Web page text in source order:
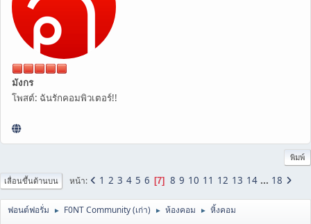
มังกร
โพสต์: ฉันรักคอมพิวเตอร์!!
พิมพ์
เลื่อนขึ้นด้านบน หน้า 1 2 3 4 5 6 7 8 9 10 11 12 13 14 ... 18
ฟอนต์ฟอรั่ม ► F0NT Community (เก่า) ► ห้องคอม ►
หิ้งคอม